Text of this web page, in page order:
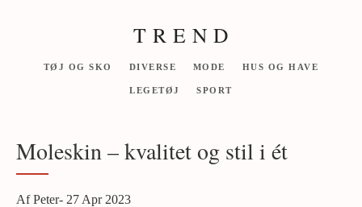
T R E N D
TØJ OG SKO DIVERSE MODE HUS OG HAVE
LEGETØJ SPORT
Moleskin – kvalitet og stil i ét
Af Peter- 27 Apr 2023